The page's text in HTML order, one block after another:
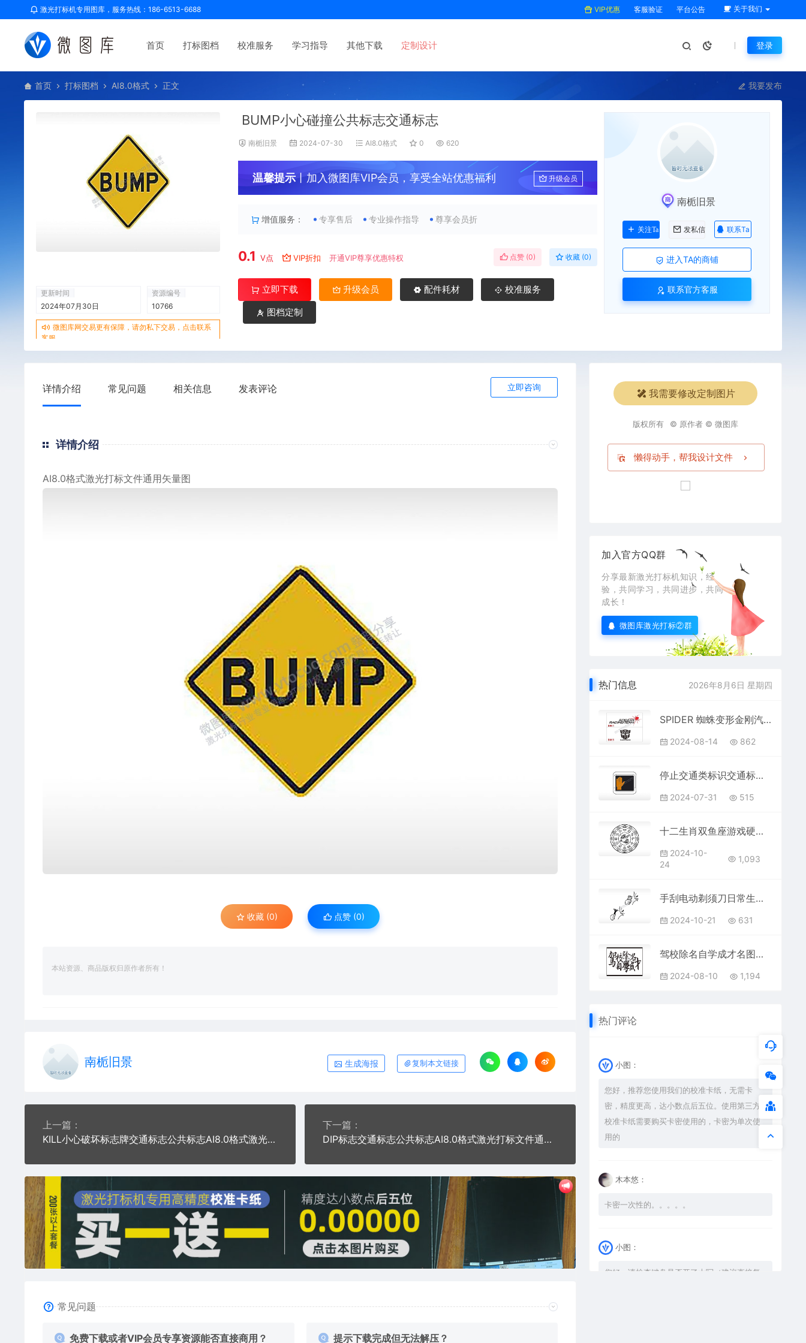
激光打标机专用图库，服务热线：186-6513-6688 VIP优惠 客服验证 平台公告 关于我们
首页 打标图档 校准服务 学习指导 其他下载 定制设计 登录
首页 打标图档 AI8.0格式 正文 我要发布
更新时间
2024年07月30日
资源编号
10766
微图库网交易更有保障，请勿私下交易，点击联系
客服
BUMP小心碰撞公共标志交通标志
南栀旧景 2024-07-30 AI8.0格式 0 620
温馨提示丨加入微图库VIP会员，享受全站优惠福利 升级会员
增值服务： 专享售后 专业操作指导 尊享会员折
0.1 V点 VIP折扣 开通VIP尊享优惠特权 点赞 (0) 收藏 (0)
立即下载 升级会员 配件耗材
校准服务
图档定制
南栀旧景
关注Ta 发私信 联系Ta
进入TA的商铺
联系官方客服
详情介绍 常见问题 相关信息 发表评论 立即咨询
详情介绍
AI8.0格式激光打标文件通用矢量图
收藏 (0) 点赞 (0)
本站资源、商品版权归原作者所有！
南栀旧景 生成海报 复制本文链接
上一篇：
KILL小心破坏标志牌交通标志公共标志AI8.0格式激光打标文件通用矢量图
下一篇：
DIP标志交通标志公共标志AI8.0格式激光打标文件通用矢量图
常见问题
免费下载或者VIP会员专享资源能否直接商用？ 提示下载完成但无法解压？
我需要修改定制图片
版权所有 © 原作者 © 微图库
懒得动手，帮我设计文件
加入官方QQ群
分享最新激光打标机知识，经
验，共同学习，共同进步，共同
成长！
微图库激光打标②群
热门信息 2026年8月6日 星期四
SPIDER 蜘蛛变形金刚汽车贴花卡通名图精品车贴精选
2024-08-14 862
停止交通类标识交通标志公共标志
2024-07-31 515
十二生肖双鱼座游戏硬币园项链AI8.0格式激光打标文件通用矢量图
2024-10-
24
1,093
手刮电动剃须刀日常生活大全AI8.0格式激光打标文件通用矢量图
2024-10-21 631
驾校除名自学成才名图精品车贴精选
2024-08-10 1,194
热门评论
小图：
您好，推荐您使用我们的校准卡纸，无需卡
密，精度更高，达小数点后五位。使用第三方
校准卡纸需要购买卡密使用的，卡密为单次使
用的
木本悠：
卡密一次性的。。。。。
小图：
您好，请检查键盘是否开了大写（建议直接复